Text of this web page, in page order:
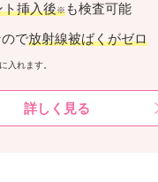
ト挿入後※ も検査可能
で放射線被ばくがゼロ
入れます。
詳しく見る